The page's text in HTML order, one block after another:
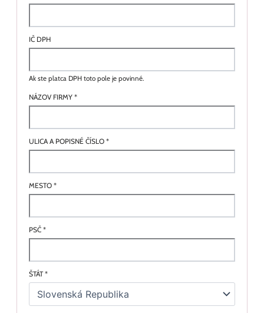
IČ DPH
Ak ste platca DPH toto pole je povinné.
NÁZOV FIRMY *
ULICA A POPISNÉ ČÍSLO *
MESTO *
PSČ *
ŠTÁT*